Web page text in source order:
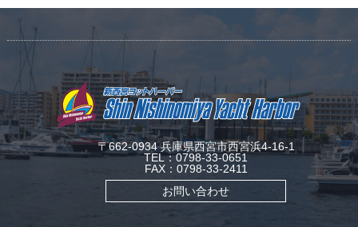
〒662-0934 兵庫県西宮市西宮浜4-16-1
TEL：0798-33-0651
FAX：0798-33-2411
お問い合わせ